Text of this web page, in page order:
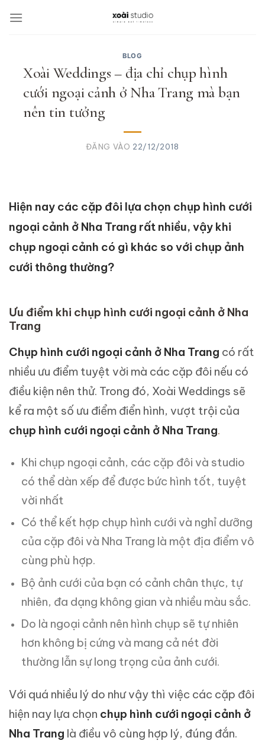
qua
BLOG
Xoài Weddings – địa chỉ chụp hình
cưới ngoại cảnh ở Nha Trang mà bạn
nên tin tưởng
ĐĂNG VÀO 22/12/2018
Hiện nay các cặp đôi lựa chọn chụp hình cưới
ngoại cảnh ở Nha Trang rất nhiều, vậy khi
chụp ngoại cảnh có gì khác so với chụp ảnh
cưới thông thường?
Ưu điểm khi chụp hình cưới ngoại cảnh ở Nha
Trang
Chụp hình cưới ngoại cảnh ở Nha Trang có rất
nhiều ưu điểm tuyệt vời mà các cặp đôi nếu có
điều kiện nên thử. Trong đó, Xoài Weddings sẽ
kể ra một số ưu điểm điển hình, vượt trội của
chụp hình cưới ngoại cảnh ở Nha Trang.
Khi chụp ngoại cảnh, các cặp đôi và studio
có thể dàn xếp để được bức hình tốt, tuyệt
vời nhất
Có thể kết hợp chụp hình cưới và nghỉ dưỡng
của cặp đôi và Nha Trang là một địa điểm vô
cùng phù hợp.
Bộ ảnh cưới của bạn có cảnh chân thực, tự
nhiên, đa dạng không gian và nhiều màu sắc.
Do là ngoại cảnh nên hình chụp sẽ tự nhiên
hơn không bị cứng và mang cả nét đời
thường lẫn sự long trọng của ảnh cưới.
Với quá nhiều lý do như vậy thì việc các cặp đôi
hiện nay lựa chọn chụp hình cưới ngoại cảnh ở
Nha Trang là điều vô cùng hợp lý, đúng đắn.